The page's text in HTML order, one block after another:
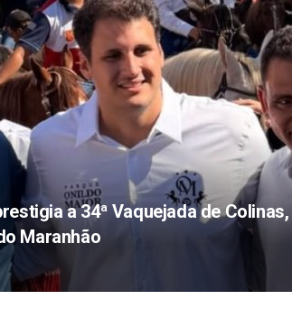
a 34ª Vaquejada de
Maranhão